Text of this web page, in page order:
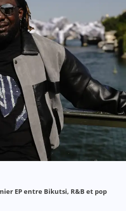
EP entre Bikutsi, R&B et pop